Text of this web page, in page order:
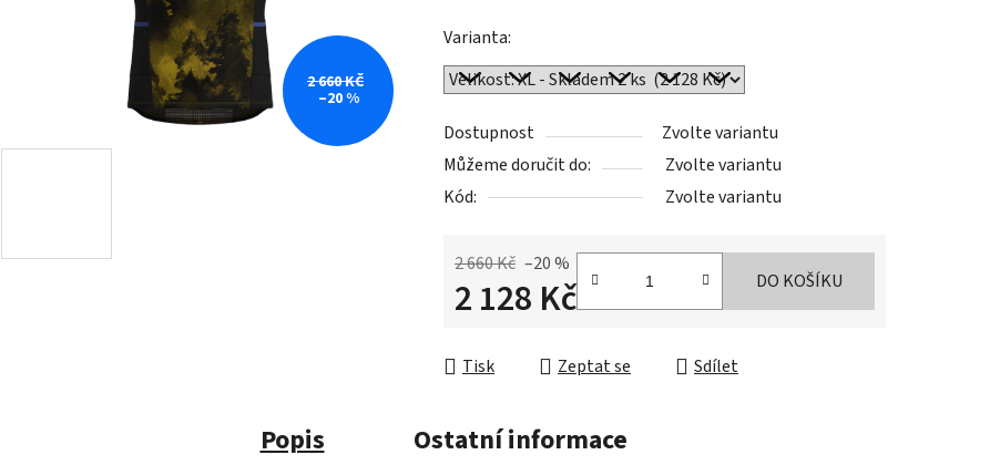
Varianta:
Dostupnost
Zvolte variantu
Můžeme doručit do:
Zvolte variantu
Kód:
Zvolte variantu
2 660 Kč –20 %
2 128 Kč DO KOŠÍKU
Tisk Zeptat se Sdílet
2 660 KČ
–20 %
Popis Ostatní informace